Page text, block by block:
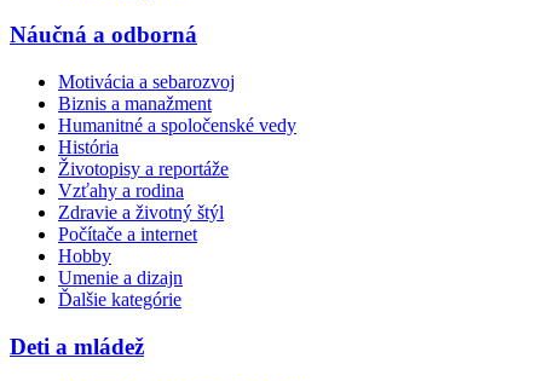
Náučná a odborná
Motivácia a sebarozvoj
Biznis a manažment
Humanitné a spoločenské vedy
História
Životopisy a reportáže
Vzťahy a rodina
Zdravie a životný štýl
Počítače a internet
Hobby
Umenie a dizajn
Ďalšie kategórie
Deti a mládež